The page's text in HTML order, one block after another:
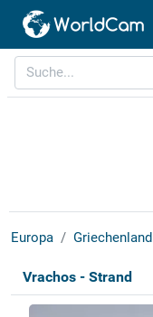
Europa Griechenland
Vrachos - Strand